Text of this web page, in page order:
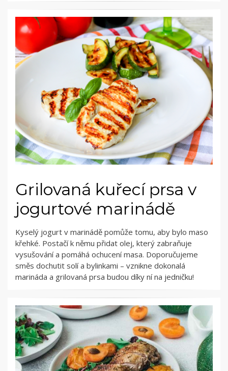
Grilovaná kuřecí prsa v
jogurtové marinádě
Kyselý jogurt v marinádě pomůže tomu, aby bylo maso
křehké. Postačí k němu přidat olej, který zabraňuje
vysušování a pomáhá ochucení masa. Doporučujeme
směs dochutit solí a bylinkami – vznikne dokonalá
marináda a grilovaná prsa budou díky ní na jedničku!